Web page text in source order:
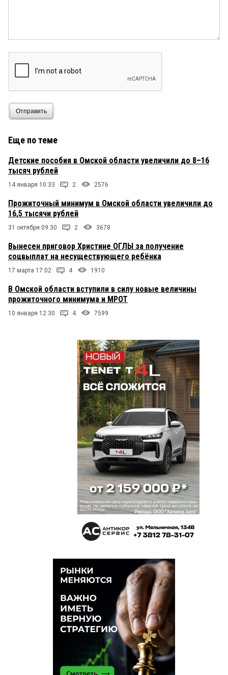
Отправить
Еще по теме
Детские пособия в Омской области увеличили до 8–16
тысяч рублей
14 января 10:33 2 2576
Прожиточный минимум в Омской области увеличили до
16,5 тысячи рублей
31 октября 09:30 2 3678
Вынесен приговор Христине ОГЛЫ за получение
соцвыплат на несуществующего ребёнка
17 марта 17:02 4 1910
В Омской области вступили в силу новые величины
прожиточного минимума и МРОТ
10 января 12:30 4 7599